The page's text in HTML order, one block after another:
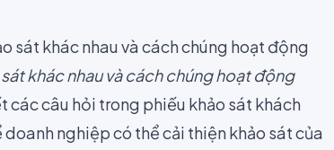
khác nhau và cách chúng hoạt động
các câu hỏi trong phiếu khảo sát khách
nghiệp có thể cải thiện khảo sát của